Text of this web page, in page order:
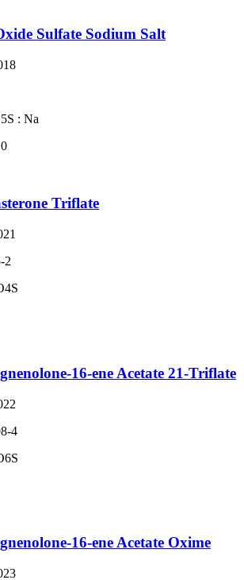
Sulfate Sodium Salt
: Na
Triflate
2
16-ene Acetate 21-Triflate
4
16-ene Acetate Oxime